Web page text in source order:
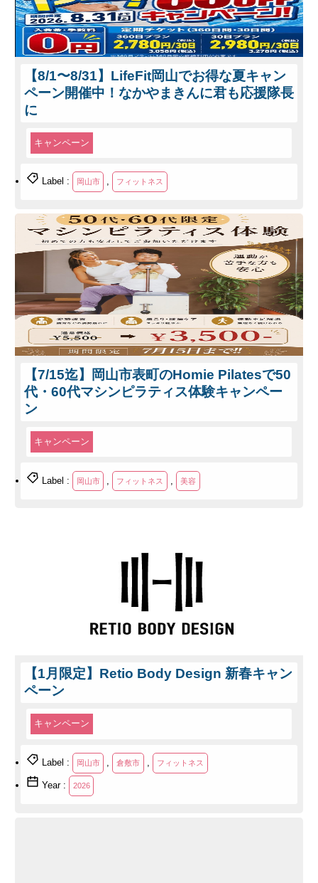
【8/1〜8/31】LifeFit岡山でお得な夏キャン
ペーン開催中！なかやまきんに君も応援隊長
に
キャンペーン
Label : 岡山市 , フィットネス
【7/15迄】岡山市表町のHomie Pilatesで50
代・60代マシンピラティス体験キャンペー
ン
キャンペーン
Label : 岡山市 フィットネス 美容
【1月限定】Retio Body Design 新春キャン
ペーン
キャンペーン
Label : 岡山市 倉敷市 フィットネス
Year : 2026